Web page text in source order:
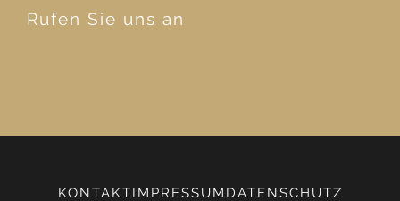
Rufen Sie uns an
KONTAKT IMPRESSUM DATENSCHUTZ